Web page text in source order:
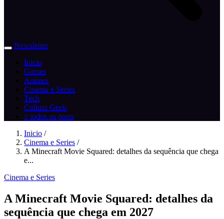
Newsletter
Inicio
Games
Animes
Cinema e Series
Tech
Cultura Geek
// todos os posts
Inicio /
Cinema e Series /
A Minecraft Movie Squared: detalhes da sequência que chega
e...
Cinema e Series
A Minecraft Movie Squared: detalhes da
sequência que chega em 2027